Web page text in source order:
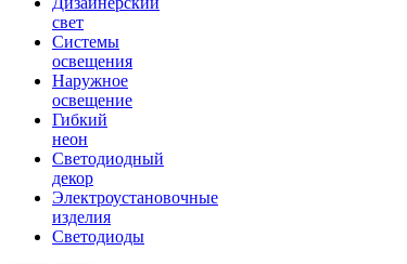
свет
Системы
освещения
Наружное
освещение
Гибкий
неон
Светодиодный
декор
Электроустановочные
изделия
Светодиоды